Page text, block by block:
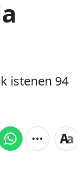
istenen 94